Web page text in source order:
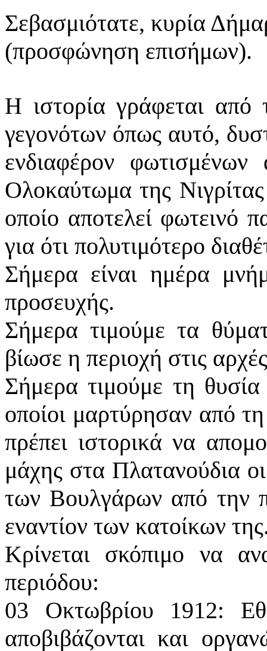
Σεβασμιότατε, κυρία
(προσφώνηση επισήμων).
Η ιστορία γράφεται από
γεγονότων όπως αυτό,
ενδιαφέρον
Ολοκαύτωμα της
οποίο αποτελεί φωτεινό
για ότι πολυτιμότερο
Σήμερα είναι ημέρα
προσευχής.
Σήμερα τιμούμε τα
βίωσε η περιοχή στις
Σήμερα τιμούμε τη
οποίοι μαρτύρησαν από
πρέπει ιστορικά να
μάχης στα Πλατανούδια
των Βουλγάρων από την
εναντίον των κατοίκων
Κρίνεται σκόπιμο να
περιόδου:
03 Οκτωβρίου 1912:
αποβιβάζονται και